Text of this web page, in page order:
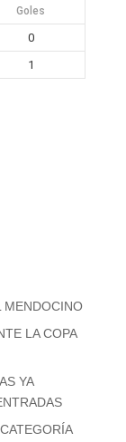
Goles
0
1
MENDOCINO
LA COPA
YA